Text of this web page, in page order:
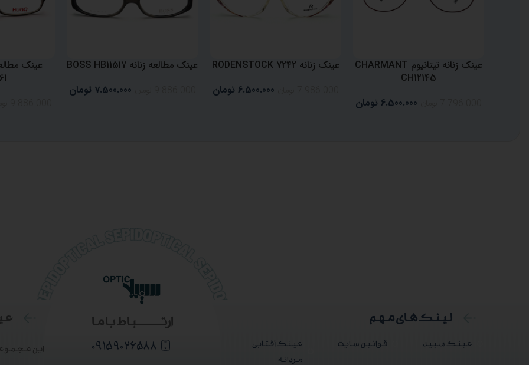
عینک زنانه تیتانیوم CHARMANT
CH12145
6.500.000 تومان
عینک زنانه RODENSTOCK 7242
6.500.000 تومان
عینک مطالعه زنانه BOSS HB11517
7.500.000 تومان
لینک های مهم
عینک سپید قوانین سایت
عینک آفتابی
مردانه
ارتــــــــــباط با ما
۰۹۱۵۹۰۲۶۵۸۸
این